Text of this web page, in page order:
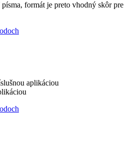
formát je preto vhodný skôr pre
aplikáciou